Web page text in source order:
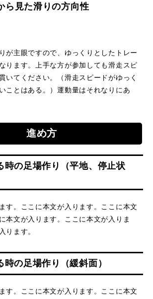
Movie
Present
引法に基づく表記 プライバシーポリシー 会社
ら見た滑りの方向性
が主眼ですので、ゆっくりとしたトレー
ります。上手な方が参加しても滑走スピ
いてください。（滑走スピードがゆっく
ことはある。）運動量はそれなりにあ
進め方
時の足場作り（平地、停止状
す。ここに本文が入ります。ここに本文
本文が入ります。ここに本文が入りま
ります。
の足場作り（緩斜面）
す。ここに本文が入ります。ここに本文